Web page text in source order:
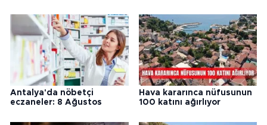
Antalya'da nöbetçi
eczaneler: 8 Ağustos
Hava kararınca nüfusunun
100 katını ağırlıyor